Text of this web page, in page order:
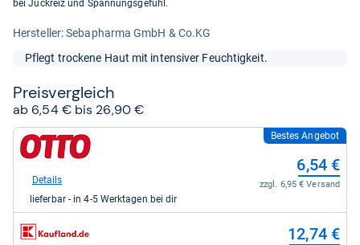
bei Juckreiz und Spannungsgefühl.
Her­stel­ler: Sebapharma GmbH & Co.KG
Pflegt trockene Haut mit intensiver Feuchtigkeit.
Preis­ver­gleich
ab 6,54 € bis 26,90 €
zum
Shop:
Otto.de
6,54
Bestes Angebot
6,54 €
zzgl. 6,95 € Versand
Details
lieferbar - in 4-5 Werktagen bei dir
zum
Shop:
12,74 €